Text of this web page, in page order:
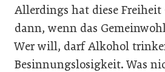
Allerdings hat diese
dann, wenn das
Wer will, darf Alkohol
Besinnungslosigkeit. Was